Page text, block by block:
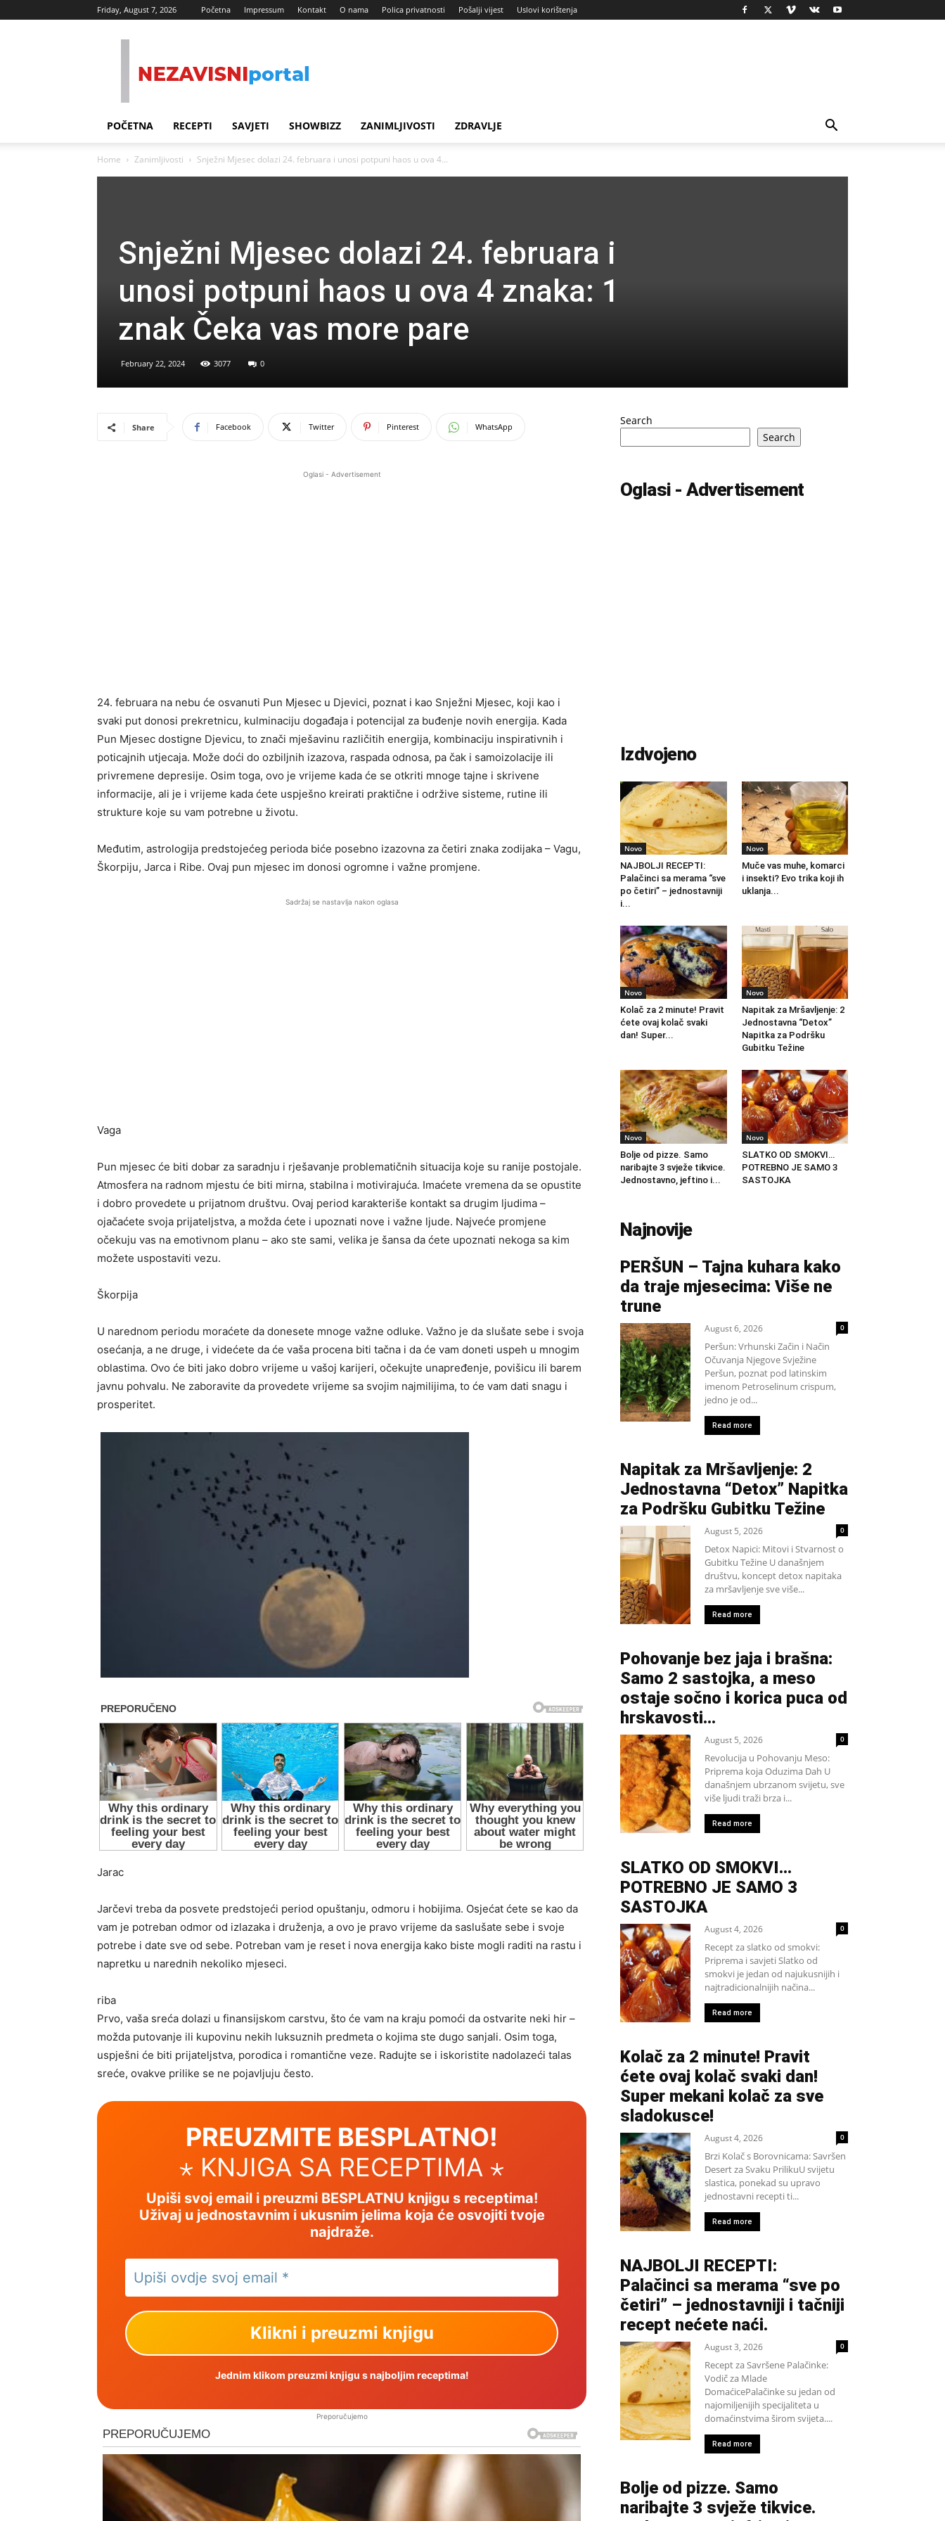
Friday, August 7, 2026 Početna Impressum Kontakt O nama Polica privatnosti Pošalji vijest Uslovi korištenja
POČETNA RECEPTI SAVJETI SHOWBIZZ ZANIMLJIVOSTI ZDRAVLJE
Home Zanimljivosti Snježni Mjesec dolazi 24. februara i unosi potpuni haos u ova 4...
Snježni Mjesec dolazi 24. februara i
unosi potpuni haos u ova 4 znaka: 1
znak Čeka vas more pare
February 22, 2024 3077 0
Share Facebook Twitter Pinterest WhatsApp
Oglasi - Advertisement
24. februara na nebu će osvanuti Pun Mjesec u Djevici, poznat i kao Snježni Mjesec, koji kao i
svaki put donosi prekretnicu, kulminaciju događaja i potencijal za buđenje novih energija. Kada
Pun Mjesec dostigne Djevicu, to znači mješavinu različitih energija, kombinaciju inspirativnih i
poticajnih utjecaja. Može doći do ozbiljnih izazova, raspada odnosa, pa čak i samoizolacije ili
privremene depresije. Osim toga, ovo je vrijeme kada će se otkriti mnoge tajne i skrivene
informacije, ali je i vrijeme kada ćete uspješno kreirati praktične i održive sisteme, rutine ili
strukture koje su vam potrebne u životu.
Međutim, astrologija predstojećeg perioda biće posebno izazovna za četiri znaka zodijaka – Vagu,
Škorpiju, Jarca i Ribe. Ovaj pun mjesec im donosi ogromne i važne promjene.
Sadržaj se nastavlja nakon oglasa
Vaga
Pun mjesec će biti dobar za saradnju i rješavanje problematičnih situacija koje su ranije postojale.
Atmosfera na radnom mjestu će biti mirna, stabilna i motivirajuća. Imaćete vremena da se opustite
i dobro provedete u prijatnom društvu. Ovaj period karakteriše kontakt sa drugim ljudima –
ojačaćete svoja prijateljstva, a možda ćete i upoznati nove i važne ljude. Najveće promjene
očekuju vas na emotivnom planu – ako ste sami, velika je šansa da ćete upoznati nekoga sa kim
možete uspostaviti vezu.
Škorpija
U narednom periodu moraćete da donesete mnoge važne odluke. Važno je da slušate sebe i svoja
osećanja, a ne druge, i videćete da će vaša procena biti tačna i da će vam doneti uspeh u mnogim
oblastima. Ovo će biti jako dobro vrijeme u vašoj karijeri, očekujte unapređenje, povišicu ili barem
javnu pohvalu. Ne zaboravite da provedete vrijeme sa svojim najmilijima, to će vam dati snagu i
prosperitet.
Jarac
Jarčevi treba da posvete predstojeći period opuštanju, odmoru i hobijima. Osjećat ćete se kao da
vam je potreban odmor od izlazaka i druženja, a ovo je pravo vrijeme da saslušate sebe i svoje
potrebe i date sve od sebe. Potreban vam je reset i nova energija kako biste mogli raditi na rastu i
napretku u narednih nekoliko mjeseci.
riba
Prvo, vaša sreća dolazi u finansijskom carstvu, što će vam na kraju pomoći da ostvarite neki hir –
možda putovanje ili kupovinu nekih luksuznih predmeta o kojima ste dugo sanjali. Osim toga,
uspješni će biti prijateljstva, porodica i romantične veze. Radujte se i iskoristite nadolazeći talas
sreće, ovakve prilike se ne pojavljuju često.
PREUZMITE BESPLATNO!
⋆ KNJIGA SA RECEPTIMA ⋆
Upiši svoj email i preuzmi BESPLATNU knjigu s receptima!
Uživaj u jednostavnim i ukusnim jelima koja će osvojiti tvoje
najdraže.
Jednim klikom preuzmi knjigu s najboljim receptima!
Preporučujemo
Search
Search
Oglasi - Advertisement
Izdvojeno
Novo
NAJBOLJI RECEPTI:
Palačinci sa merama “sve
po četiri” – jednostavniji
i...
Novo
Muče vas muhe, komarci
i insekti? Evo trika koji ih
uklanja...
Novo
Kolač za 2 minute! Pravit
ćete ovaj kolač svaki
dan! Super...
Novo
Napitak za Mršavljenje: 2
Jednostavna “Detox”
Napitka za Podršku
Gubitku Težine
Novo
Bolje od pizze. Samo
naribajte 3 svježe tikvice.
Jednostavno, jeftino i...
Novo
SLATKO OD SMOKVI…
POTREBNO JE SAMO 3
SASTOJKA
Najnovije
PERŠUN – Tajna kuhara kako
da traje mjesecima: Više ne
trune
August 6, 2026 0
Peršun: Vrhunski Začin i Način
Očuvanja Njegove Svježine
Peršun, poznat pod latinskim
imenom Petroselinum crispum,
jedno je od...
Read more
Napitak za Mršavljenje: 2
Jednostavna “Detox” Napitka
za Podršku Gubitku Težine
August 5, 2026 0
Detox Napici: Mitovi i Stvarnost o
Gubitku Težine U današnjem
društvu, koncept detox napitaka
za mršavljenje sve više...
Read more
Pohovanje bez jaja i brašna:
Samo 2 sastojka, a meso
ostaje sočno i korica puca od
hrskavosti…
August 5, 2026 0
Revolucija u Pohovanju Meso:
Priprema koja Oduzima Dah U
današnjem ubrzanom svijetu, sve
više ljudi traži brza i...
Read more
SLATKO OD SMOKVI…
POTREBNO JE SAMO 3
SASTOJKA
August 4, 2026 0
Recept za slatko od smokvi:
Priprema i savjeti Slatko od
smokvi je jedan od najukusnijih i
najtradicionalnijih načina...
Read more
Kolač za 2 minute! Pravit
ćete ovaj kolač svaki dan!
Super mekani kolač za sve
sladokusce!
August 4, 2026 0
Brzi Kolač s Borovnicama: Savršen
Desert za Svaku PrilikuU svijetu
slastica, ponekad su upravo
jednostavni recepti ti...
Read more
NAJBOLJI RECEPTI:
Palačinci sa merama “sve po
četiri” – jednostavniji i tačniji
recept nećete naći.
August 3, 2026 0
Recept za Savršene Palačinke:
Vodič za Mlade
DomaćicePalačinke su jedan od
najomiljenijih specijaliteta u
domaćinstvima širom svijeta....
Read more
Bolje od pizze. Samo
naribajte 3 svježe tikvice.